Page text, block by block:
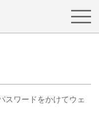
スワードをかけてウェ